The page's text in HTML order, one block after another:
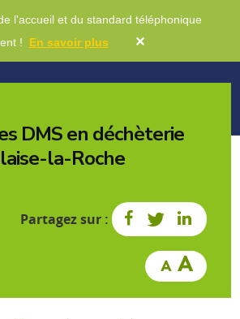
l'accueil et du standard téléphonique
! En savoir plus ✕
DMS en déchèterie
la-Roche
Partagez sur :